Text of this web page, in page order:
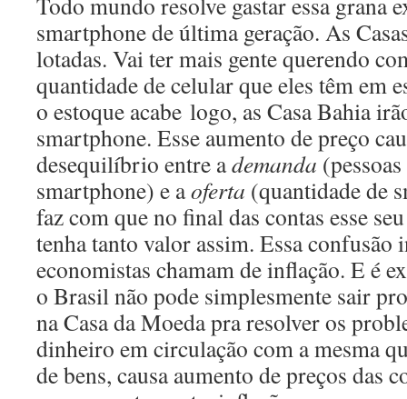
smartphone de última geração. As
lotadas. Vai ter mais gente querendo
quantidade de celular que eles têm em
o estoque acabe logo, as Casa Bahia
smartphone. Esse aumento de preço
desequilíbrio entre ademanda
smartphone) e aoferta (quantidade de
faz com que no final das contas esse
tenha tanto valor assim. Essa confusão
economistas chamam de inflação. E é
o Brasil não pode simplesmente sair
na Casa da Moeda pra resolver os
dinheiro em circulação com a mesma
de bens, causa aumento de preços das